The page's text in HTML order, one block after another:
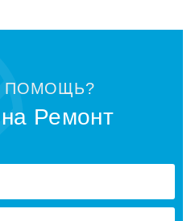
ПОМОЩЬ?
Ремонт